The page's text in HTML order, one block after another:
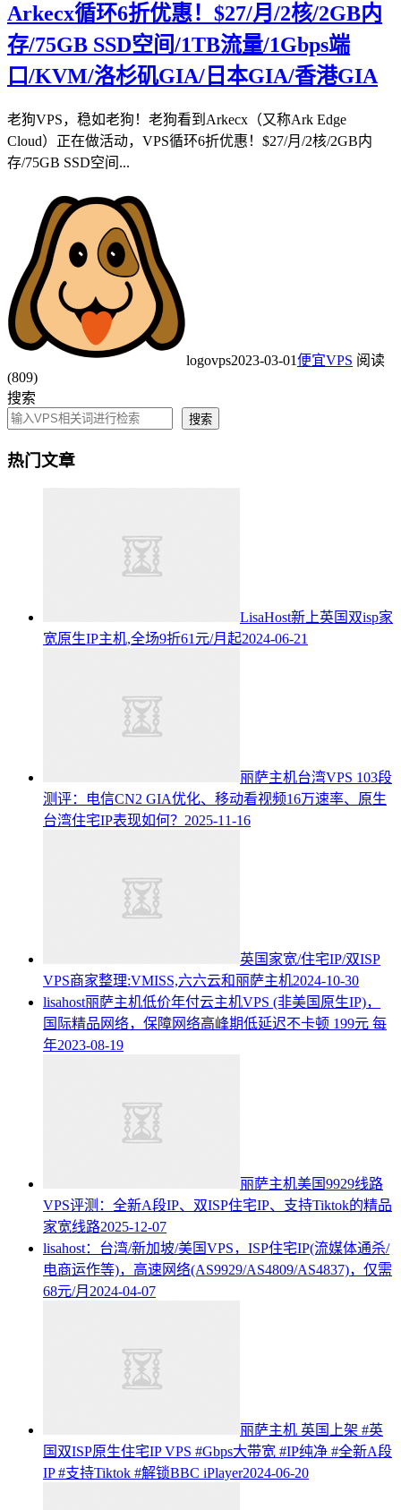
Arkecx循环6折优惠！$27/月/2核/2GB内
存/75GB SSD空间/1TB流量/1Gbps端
口/KVM/洛杉矶GIA/日本GIA/香港GIA
老狗VPS，稳如老狗！老狗看到Arkecx（又称Ark Edge
Cloud）正在做活动，VPS循环6折优惠！$27/月/2核/2GB内
存/75GB SSD空间...
logovps2023-03-01便宜VPS 阅读
(809)
搜索
搜索
热门文章
LisaHost新上英国双isp家
宽原生IP主机,全场9折61元/月起2024-06-21
丽萨主机台湾VPS 103段
测评：电信CN2 GIA优化、移动看视频16万速率、原生
台湾住宅IP表现如何？ 2025-11-16
英国家宽/住宅IP/双ISP
VPS商家整理:VMISS,六六云和丽萨主机2024-10-30
lisahost丽萨主机低价年付云主机VPS (非美国原生IP)，
国际精品网络，保障网络高峰期低延迟不卡顿 199元 每
年2023-08-19
丽萨主机美国9929线路
VPS评测：全新A段IP、双ISP住宅IP、支持Tiktok的精品
家宽线路2025-12-07
lisahost：台湾/新加坡/美国VPS，ISP住宅IP(流媒体通杀/
电商运作等)，高速网络(AS9929/AS4809/AS4837)，仅需
68元/月 2024-04-07
丽萨主机 英国上架 #英
国双ISP原生住宅IP VPS #Gbps大带宽 #IP纯净 #全新A段
IP #支持Tiktok #解锁BBC iPlayer2024-06-20